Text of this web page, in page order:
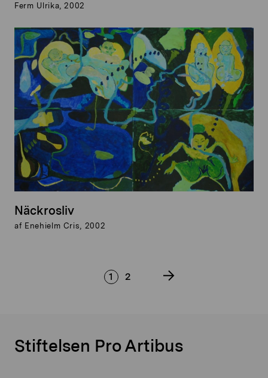
Ferm Ulrika, 2002
Näckrosliv
af Enehielm Cris, 2002
1 2
Stiftelsen Pro Artibus